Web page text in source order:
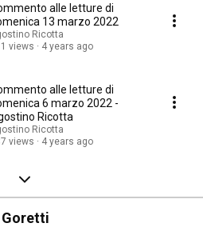
alle letture di
13 marzo 2022
Ricotta
views
4 years ago
alle letture di
6 marzo 2022 -
Ricotta
Ricotta
views
4 years ago
Goretti